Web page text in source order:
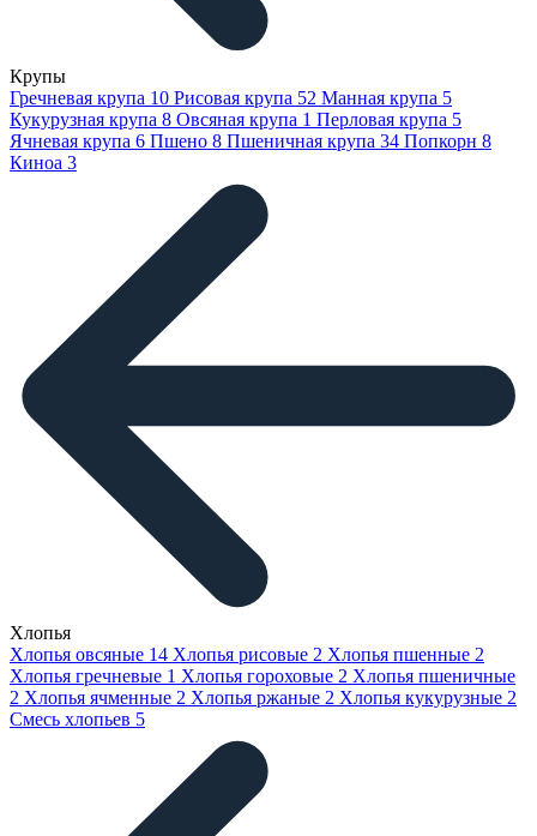
Крупы
Гречневая крупа 10 Рисовая крупа 52 Манная крупа 5
Кукурузная крупа 8 Овсяная крупа 1 Перловая крупа 5
Ячневая крупа 6 Пшено 8 Пшеничная крупа 34 Попкорн 8
Киноа 3
Хлопья
Хлопья овсяные 14 Хлопья рисовые 2 Хлопья пшенные 2
Хлопья гречневые 1 Хлопья гороховые 2 Хлопья пшеничные
2 Хлопья ячменные 2 Хлопья ржаные 2 Хлопья кукурузные 2
Смесь хлопьев 5